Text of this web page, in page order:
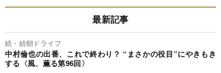
最新記事
続・続朝ドライフ
中村倫也の出番、これで終わり？ “まさかの役目”にやきもき
する〈風、薫る第96回〉